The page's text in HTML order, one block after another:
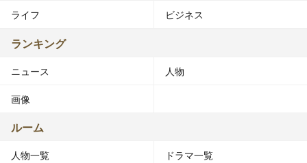
ライフ ビジネス
ランキング
ニュース 人物
画像
ルーム
人物一覧 ドラマ一覧